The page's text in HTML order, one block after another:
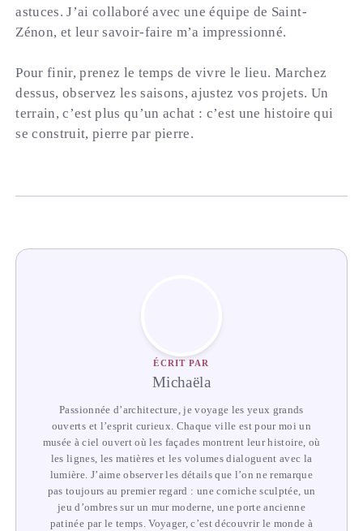
astuces. J’ai collaboré avec une équipe de Saint-
Zénon, et leur savoir-faire m’a impressionné.
Pour finir, prenez le temps de vivre le lieu. Marchez
dessus, observez les saisons, ajustez vos projets. Un
terrain, c’est plus qu’un achat : c’est une histoire qui
se construit, pierre par pierre.
ÉCRIT PAR
Michaëla
Passionnée d’architecture, je voyage les yeux grands
ouverts et l’esprit curieux. Chaque ville est pour moi un
musée à ciel ouvert où les façades montrent leur histoire, où
les lignes, les matières et les volumes dialoguent avec la
lumière. J’aime observer les détails que l’on ne remarque
pas toujours au premier regard : une corniche sculptée, un
jeu d’ombres sur un mur moderne, une porte ancienne
patinée par le temps. Voyager, c’est découvrir le monde à